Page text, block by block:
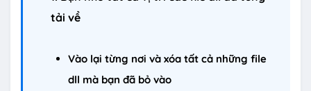
tải về
Vào lại từng nơi và xóa tất cả những file
dll mà bạn đã bỏ vào